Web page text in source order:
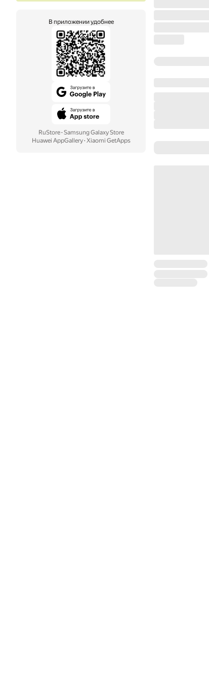
В приложении удобнее
RuStore· Samsung Galaxy Store
Huawei AppGallery· Xiaomi GetApps